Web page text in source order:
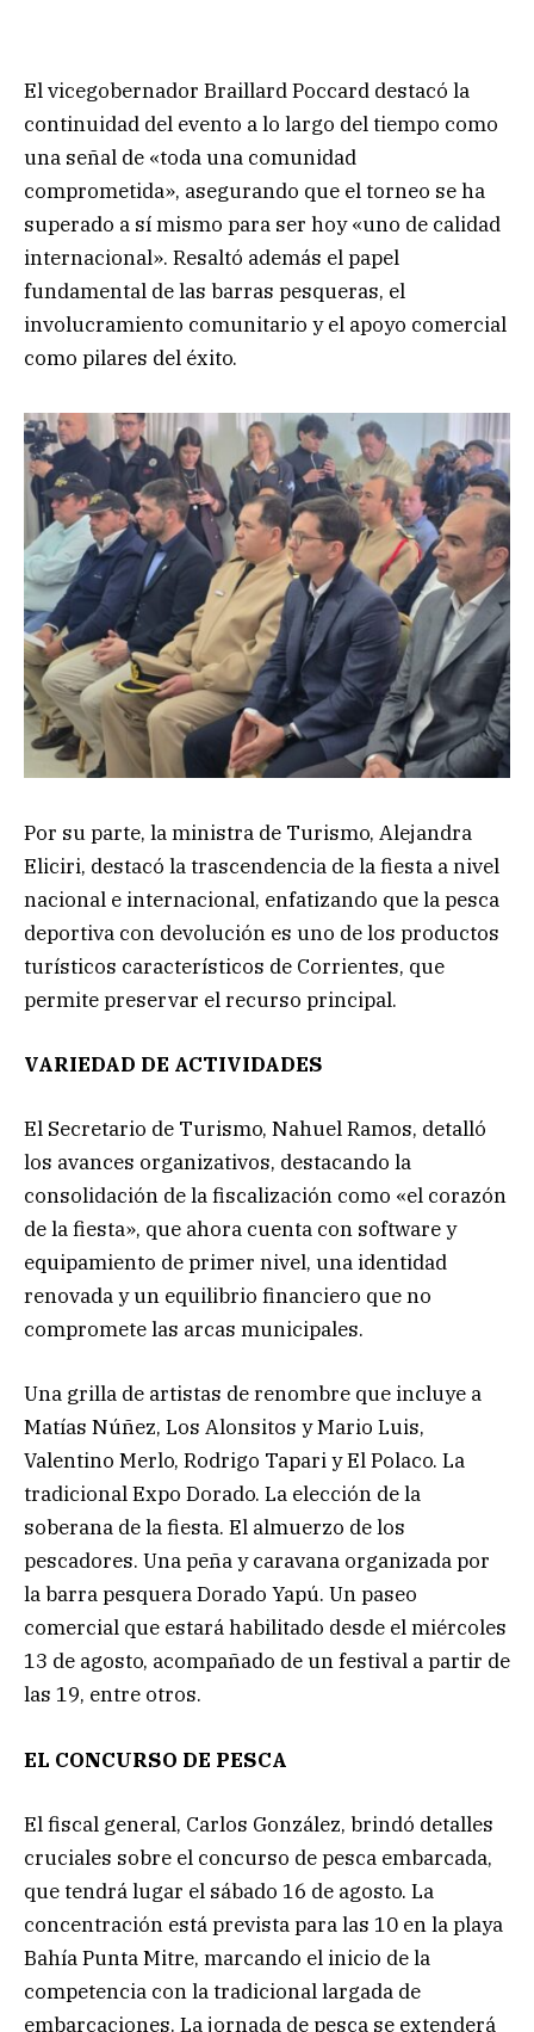
El vicegobernador Braillard Poccard destacó la
continuidad del evento a lo largo del tiempo como
una señal de «toda una comunidad
comprometida», asegurando que el torneo se ha
superado a sí mismo para ser hoy «uno de calidad
internacional». Resaltó además el papel
fundamental de las barras pesqueras, el
involucramiento comunitario y el apoyo comercial
como pilares del éxito.
Por su parte, la ministra de Turismo, Alejandra
Eliciri, destacó la trascendencia de la fiesta a nivel
nacional e internacional, enfatizando que la pesca
deportiva con devolución es uno de los productos
turísticos característicos de Corrientes, que
permite preservar el recurso principal.
VARIEDAD DE ACTIVIDADES
El Secretario de Turismo, Nahuel Ramos, detalló
los avances organizativos, destacando la
consolidación de la fiscalización como «el corazón
de la fiesta», que ahora cuenta con software y
equipamiento de primer nivel, una identidad
renovada y un equilibrio financiero que no
compromete las arcas municipales.
Una grilla de artistas de renombre que incluye a
Matías Núñez, Los Alonsitos y Mario Luis,
Valentino Merlo, Rodrigo Tapari y El Polaco. La
tradicional Expo Dorado. La elección de la
soberana de la fiesta. El almuerzo de los
pescadores. Una peña y caravana organizada por
la barra pesquera Dorado Yapú. Un paseo
comercial que estará habilitado desde el miércoles
13 de agosto, acompañado de un festival a partir de
las 19, entre otros.
EL CONCURSO DE PESCA
El fiscal general, Carlos González, brindó detalles
cruciales sobre el concurso de pesca embarcada,
que tendrá lugar el sábado 16 de agosto. La
concentración está prevista para las 10 en la playa
Bahía Punta Mitre, marcando el inicio de la
competencia con la tradicional largada de
embarcaciones. La jornada de pesca se extenderá